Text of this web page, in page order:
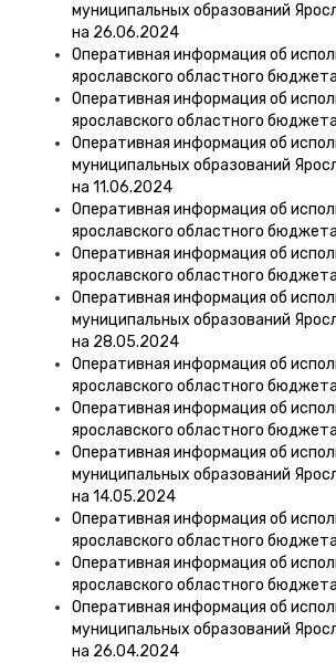
муниципальных образований
на 26.06.2024
Оперативная информация об
ярославского областного
Оперативная информация об
ярославского областного
Оперативная информация об
муниципальных образований
на 11.06.2024
Оперативная информация об
ярославского областного
Оперативная информация об
ярославского областного
Оперативная информация об
муниципальных образований
на 28.05.2024
Оперативная информация об
ярославского областного
Оперативная информация об
ярославского областного
Оперативная информация об
муниципальных образований
на 14.05.2024
Оперативная информация об
ярославского областного
Оперативная информация об
ярославского областного
Оперативная информация об
муниципальных образований
на 26.04.2024